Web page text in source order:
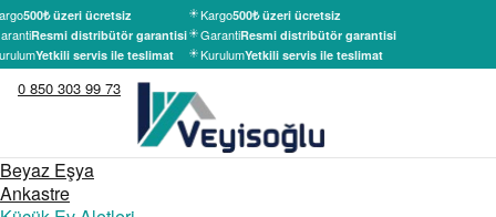
500₺ üzeri ücretsiz
Resmi distribütör garantisi
Yetkili servis ile teslimat
Kargo500₺ üzeri ücretsiz
GarantiResmi distribütör garantisi
KurulumYetkili servis ile teslimat
0 850 303 99 73
Beyaz Eşya
Ankastre